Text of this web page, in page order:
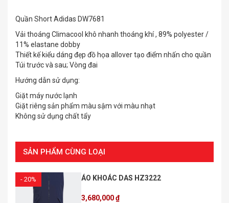
Quần Short Adidas DW7681
Vải thoáng Climacool khô nhanh thoáng khí , 89% polyester /
11% elastane dobby
Thiết kế kiểu dáng đẹp đồ họa allover tạo điểm nhấn cho quần
Túi trước và sau; Vòng đai
Hướng dẫn sử dụng:
Giặt máy nước lạnh
Giặt riêng sản phẩm màu sậm với màu nhạt
Không sử dụng chất tẩy
SẢN PHẨM CÙNG LOẠI
- 20% ÁO KHOÁC DAS HZ3222
3,680,000 ₫